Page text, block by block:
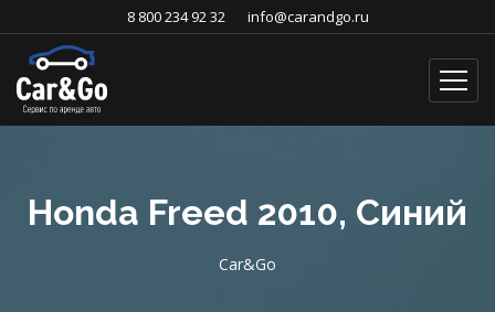
8 800 234 92 32 info@carandgo.ru
Honda Freed 2010, Синий
Car&Go